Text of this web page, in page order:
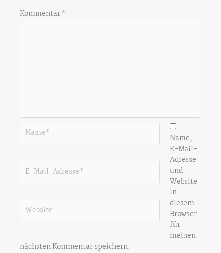
Kommentar*
Name*
E-
Mail-
Website
Name,
E-Mail-
Adresse
und
Website
in
diesem
Browser
für
meinen
nächsten Kommentar speichern.